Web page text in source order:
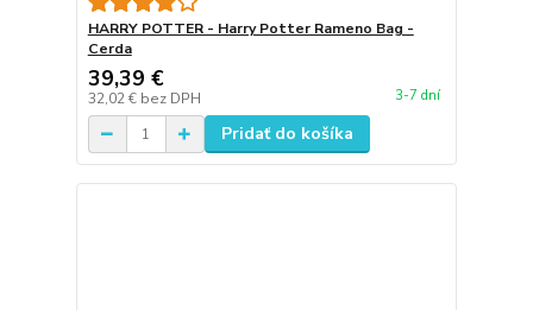
HARRY POTTER - Harry Potter Rameno Bag -
Cerda
39,39 €
32,02 € bez DPH 3-7 dní
Pridať do košíka